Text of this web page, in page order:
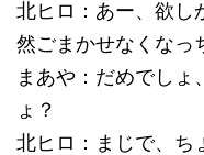
北ヒロ：あー、欲
然ごまかせなくなっ
まあや：だめでしょ
ょ？
北ヒロ：まじで、